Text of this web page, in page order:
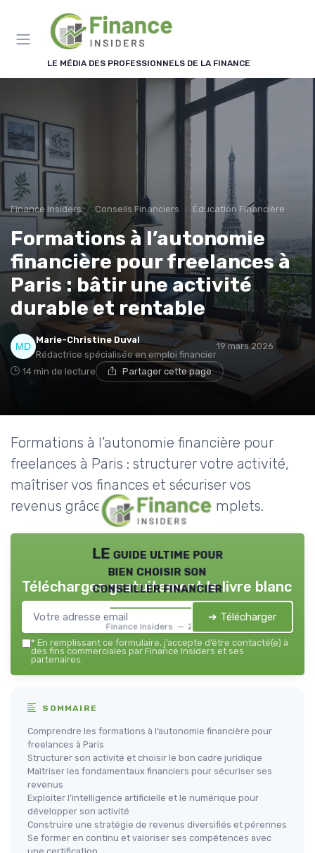
LE MÉDIA DES PROFESSIONNELS DE LA FINANCE
Finance Insiders Conseils Financiers Éducation Financière
Formations à l’autonomie
financière pour freelances à
Paris : bâtir une activité
durable et rentable
Marie-Christine Duval
Rédactrice spécialisée en emploi financier
19 mars 2026
14 min de lecture Partager cette page
Formations à l’autonomie financière pour
freelances à Paris : structurer votre activité,
maîtriser vos finances et sécuriser vos
revenus grâce à des parcours complets.
LE guide ultime pour
bien choisir son
conseiller financier
Finance Insiders — 2026
Téléchargez gratuitement le livre blanc
➔ Télécharger
* En remplissant ce formulaire, j’accepte d’être contacté(e) à
des fins commerciales par Finance Insiders et ses
partenaires.
SOMMAIRE
Comprendre les formations à l’autonomie financière pour
freelances à Paris
Structurer son activité et choisir le bon cadre juridique
Maîtriser les fondamentaux financiers pour sécuriser ses
revenus
Exploiter l’intelligence artificielle et le numérique pour
développer son activité
Construire une stratégie de revenus diversifiés et pérennes
Se former en continu et valoriser ses compétences avec